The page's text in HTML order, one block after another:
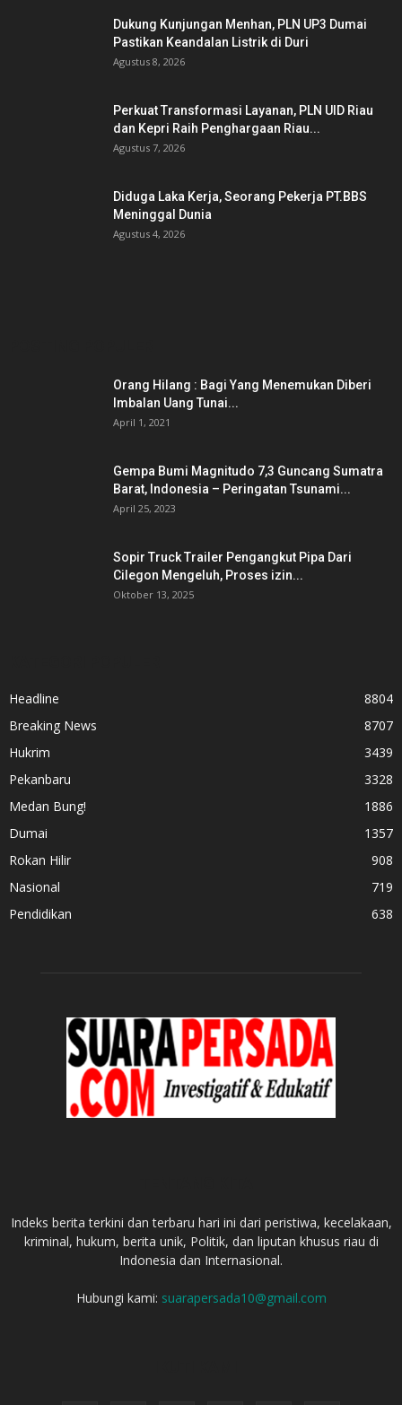
Dukung Kunjungan Menhan, PLN UP3 Dumai
Pastikan Keandalan Listrik di Duri
Agustus 8, 2026
Perkuat Transformasi Layanan, PLN UID Riau
dan Kepri Raih Penghargaan Riau...
Agustus 7, 2026
Diduga Laka Kerja, Seorang Pekerja PT.BBS
Meninggal Dunia
Agustus 4, 2026
Orang Hilang : Bagi Yang Menemukan Diberi
Imbalan Uang Tunai...
April 1, 2021
Gempa Bumi Magnitudo 7,3 Guncang Sumatra
Barat, Indonesia – Peringatan Tsunami...
April 25, 2023
Sopir Truck Trailer Pengangkut Pipa Dari
Cilegon Mengeluh, Proses izin...
Oktober 13, 2025
Headline
8804
Breaking News
8707
Hukrim
3439
Pekanbaru
3328
Medan Bung!
1886
Dumai
1357
Rokan Hilir
908
Nasional
719
Pendidikan
638
Indeks berita terkini dan terbaru hari ini dari peristiwa, kecelakaan,
kriminal, hukum, berita unik, Politik, dan liputan khusus riau di
Indonesia dan Internasional.
Hubungi kami: suarapersada10@gmail.com